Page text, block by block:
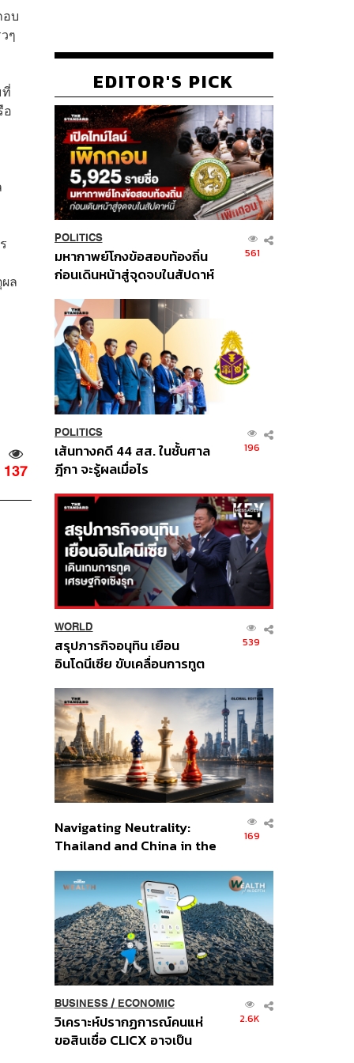
บ
ๆ
อ
ล
137
EDITOR'S PICK
POLITICS
มหากาพย์โกงข้อสอบท้องถิ่น
ก่อนเดินหน้าสู่จุดจบในสัปดาห์
561
POLITICS
เส้นทางคดี 44 สส. ในชั้นศาล
ฎีกา จะรู้ผลเมื่อไร
196
WORLD
สรุปภารกิจอนุทิน เยือน
อินโดนีเซีย ขับเคลื่อนการทูต
ส่วนยุทธศาสตร์ไทย –
อินโดนีเซีย
539
Navigating Neutrality:
Thailand and China in the
Order
169
BUSINESS/ ECONOMIC
วิเคราะห์ปรากฏการณ์คนแห่
ขอสินเชื่อ CLICX อาจเป็น
2.6K